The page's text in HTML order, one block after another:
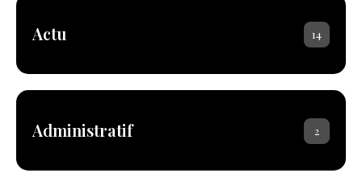
Actu 14
Administratif 2